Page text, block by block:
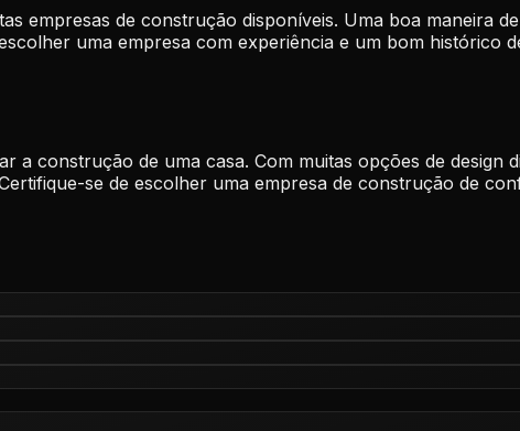
empresas de construção disponíveis. Uma boa maneira
uma empresa com experiência e um bom histórico
construção de uma casa. Com muitas opções de design
se de escolher uma empresa de construção de